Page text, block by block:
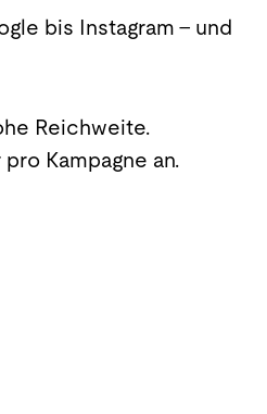
bis Instagram - und
Reichweite.
Kampagne an.